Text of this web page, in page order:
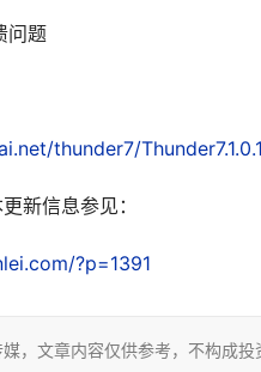
问题
thunder7/
新信息参见：
?p=1391
，文章内容仅供参考，不构成投